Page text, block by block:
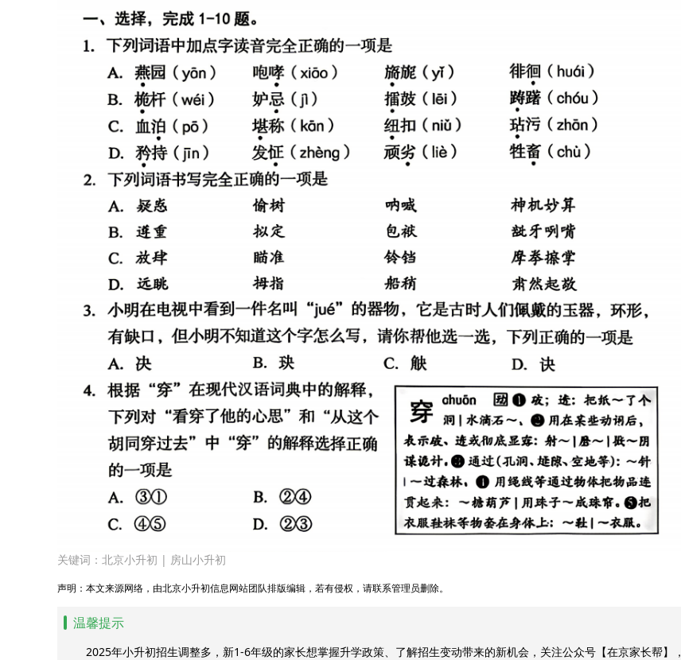
关键词： 北京小升初 | 房山小升初
声明：本文来源网络，由北京小升初信息网站团队排版编辑，若有侵权，请联系管理员删除。
温馨提示
2025年小升初招生调整多，新1-6年级的家长想掌握升学政策、了解招生变动带来的新机会，关注公众号【在京家长帮】，